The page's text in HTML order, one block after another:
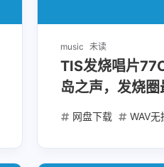
四月 2026
159篇
music 未读
TIS发烧唱片
岛之声，发烧
网盘下载 WAV无